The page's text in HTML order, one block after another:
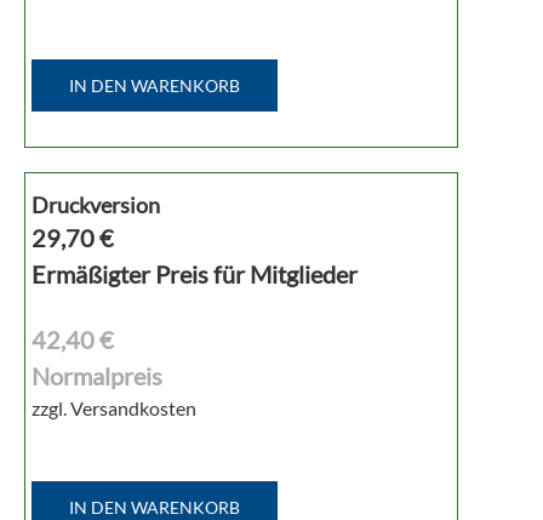
IN DEN WARENKORB
Druckversion
29,70€
Ermäßigter Preis für Mitglieder
42,40 €
Normalpreis
zzgl. Versandkosten
IN DEN WARENKORB